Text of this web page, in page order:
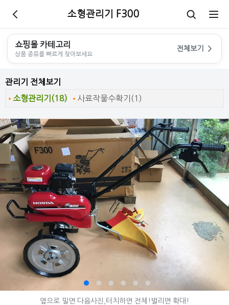
소형관리기 F300
쇼핑몰 카테고리
상품 종류를 빠르게 찾아보세요
전체보기
관리기 전체보기
소형관리기(18)
사료작물수확기(1)
© 아그리즈
옆으로 밀면 다음사진,터치하면 전체!벌리면 확대!